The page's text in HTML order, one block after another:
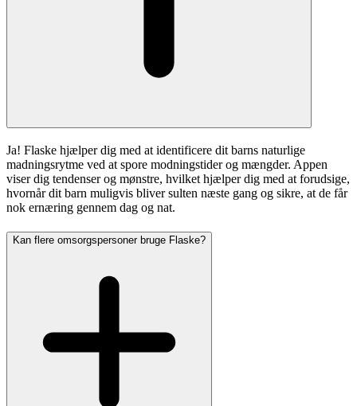
Ja! Flaske hjælper dig med at identificere dit barns naturlige
madningsrytme ved at spore modningstider og mængder. Appen
viser dig tendenser og mønstre, hvilket hjælper dig med at forudsige,
hvornår dit barn muligvis bliver sulten næste gang og sikre, at de får
nok ernæring gennem dag og nat.
Kan flere omsorgspersoner bruge Flaske?